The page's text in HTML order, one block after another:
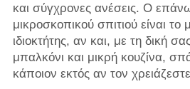
και σύγχρονες ανέσεις. Ο
μικροσκοπικού σπιτιού είναι το
ιδιοκτήτης, αν και, με τη δική
μπαλκόνι και μικρή κουζίνα,
κάποιον εκτός αν τον